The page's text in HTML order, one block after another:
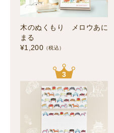
木のぬくもり メロウあに
まる
¥1,200 （税込）
3